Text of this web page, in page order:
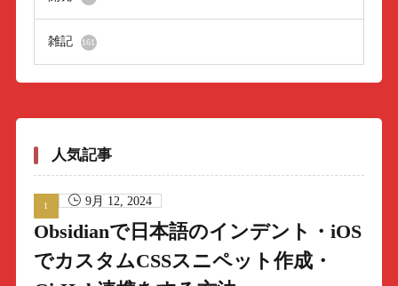
雑記 161
人気記事
9月 12, 2024
Obsidianで日本語のインデント・iOS
でカスタムCSSスニペット作成・